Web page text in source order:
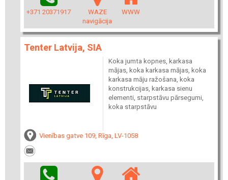
+371 20371917
WAZE
navigācija
WWW
Tenter Latvija, SIA
Koka jumta kopnes, karkasa
mājas, koka karkasa mājas, koka
karkasa māju ražošana, koka
konstrukcijas, karkasa sienu
elementi, starpstāvu pārsegumi,
koka starpstāvu
Vienības gatve 109, Rīga, LV-1058